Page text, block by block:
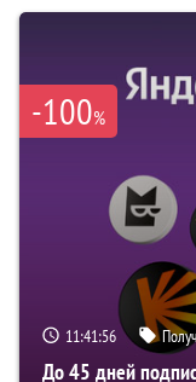
-100%
11:41:55
До 45 дней